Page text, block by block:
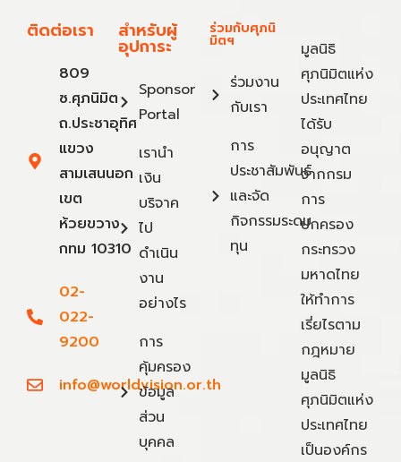
ติดต่อเรา
809
ซ.ศุภนิมิต
ถ.ประชาอุทิศ
แขวง
สามเสนนอก
เขต
ห้วยขวาง
กทม 10310
02-
022-
9200
info@worldvision.or.th
สำหรับผู้
อุปการะ
Sponsor
Portal
เรานำ
เงิน
บริจาค
ไป
ดำเนิน
งาน
อย่างไร
การ
คุ้มครอง
ข้อมูล
ส่วน
บุคคล
ร่วมกับศุภนิ
มิตฯ
ร่วมงาน
กับเรา
การ
ประชาสัมพันธ์
และจัด
กิจกรรมระดม
ทุน
มูลนิธิ
ศุภนิมิตแห่ง
ประเทศไทย
ได้รับ
อนุญาต
จากกรม
การ
ปกครอง
กระทรวง
มหาดไทย
ให้ทำการ
เรี่ยไรตาม
กฎหมาย
มูลนิธิ
ศุภนิมิตแห่ง
ประเทศไทย
เป็นองค์กร